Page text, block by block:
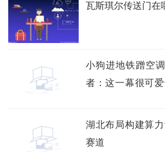
瓦斯琪尔传送门在
小狗进地铁蹭空
者：这一幕很可
湖北布局构建算
赛道